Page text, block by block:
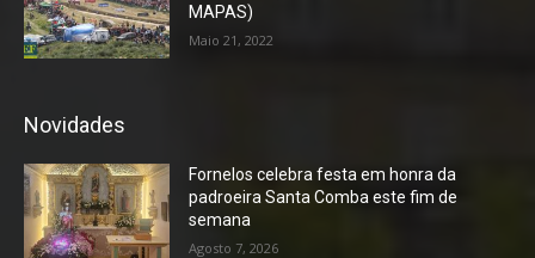
MAPAS)
Maio 21, 2022
Novidades
Fornelos celebra festa em honra da
padroeira Santa Comba este fim de
semana
Agosto 7, 2026